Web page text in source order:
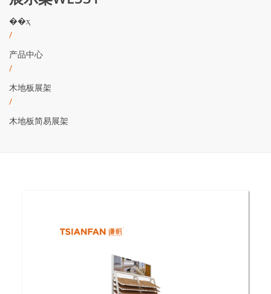
��ҳ
/
产品中心
/
木地板展架
/
木地板简易展架